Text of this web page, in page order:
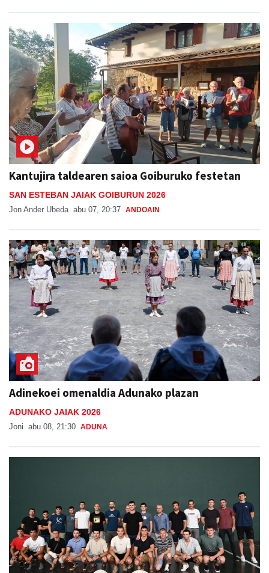
Kantujira taldearen saioa Goiburuko festetan
SAN ESTEBAN JAIAK GOIBURUN 2026
Jon Ander Ubeda abu 07, 20:37 ANDOAIN
Adinekoei omenaldia Adunako plazan
ADUNAKO JAIAK 2026
Joni abu 08, 21:30 ADUNA